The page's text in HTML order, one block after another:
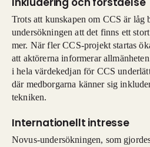
Trots att kunskapen om CCS är låg
undersökningen att det finns ett
mer. När fler CCS-projekt startas
att aktörerna informerar
i hela värdekedjan för CCS
där medborgarna känner sig
tekniken.
Internationellt intresse
Novus-undersökningen, som